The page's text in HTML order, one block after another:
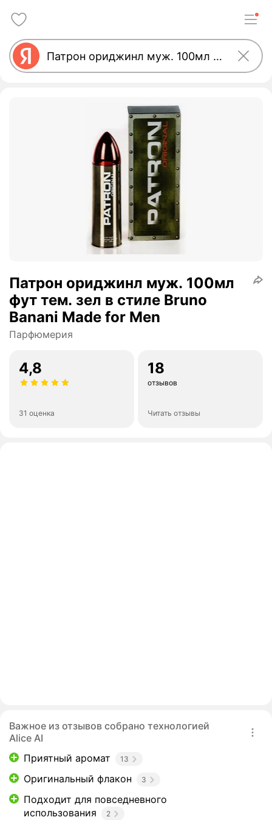
Патрон ориджинл муж. 100мл
фут тем. зел в стиле Bruno
Banani Made for Men
Парфюмерия
4,8
31 оценка
18
отзывов
Читать отзывы
Важное из отзывов собрано технологией
Alice AI
Приятный аромат
13
Оригинальный флакон 3
Подходит для повседневного
использования
2